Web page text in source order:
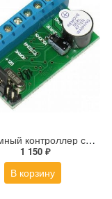
Автономный контроллер систем контроля доступа ironLogic Z-5R
1 150 ₽
В корзину